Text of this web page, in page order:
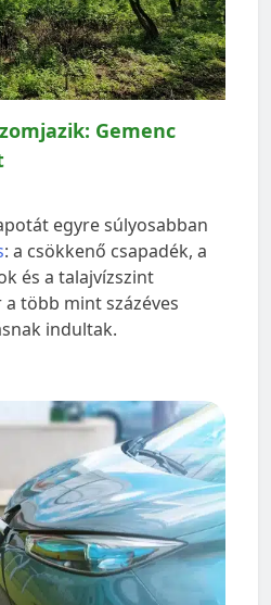
Gemenc
egyre súlyosabban
: a csökkenő csapadék, a
és a talajvízszint
több mint százéves
indultak.